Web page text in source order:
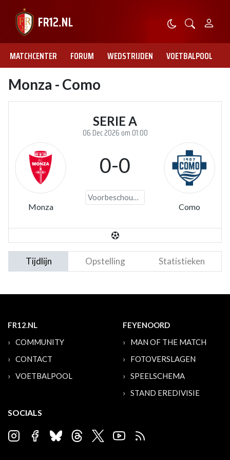
MATCHCENTER FORUM WEDSTRIJDEN VOETBALPOOL
Monza - Como
SERIE A
06 Dec 2026 om 01:00
Monza
0-0
Voorbeschouwing
Como
Tijdlijn Opstelling Statistieken
FR12.NL
COMMUNITY
CONTACT
VOETBALPOOL
FEYENOORD
MAN OF THE MATCH
FOTOVERSLAGEN
SPEELSCHEMA
STAND EREDIVISIE
SOCIALS